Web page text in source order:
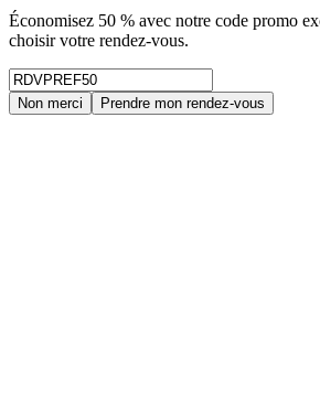
Économisez 50 % avec notre code promo
choisir votre rendez-vous.
Non merci Prendre mon rendez-vous